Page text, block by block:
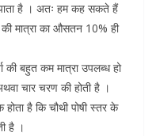
है । अतः हम कह सकते हैं
की मात्रा का औसतन 10% ही
बहुत कम मात्रा उपलब्ध हो
चार चरण की होती है ।
है कि चौथी पोषी स्तर के
है ।